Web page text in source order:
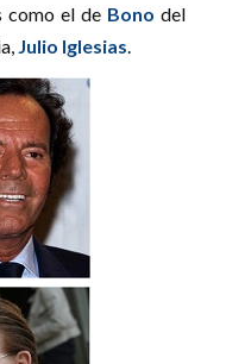
como el de Bono del
Julio Iglesias